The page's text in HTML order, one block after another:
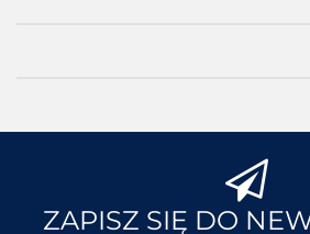
ZAPISZ SIĘ DO